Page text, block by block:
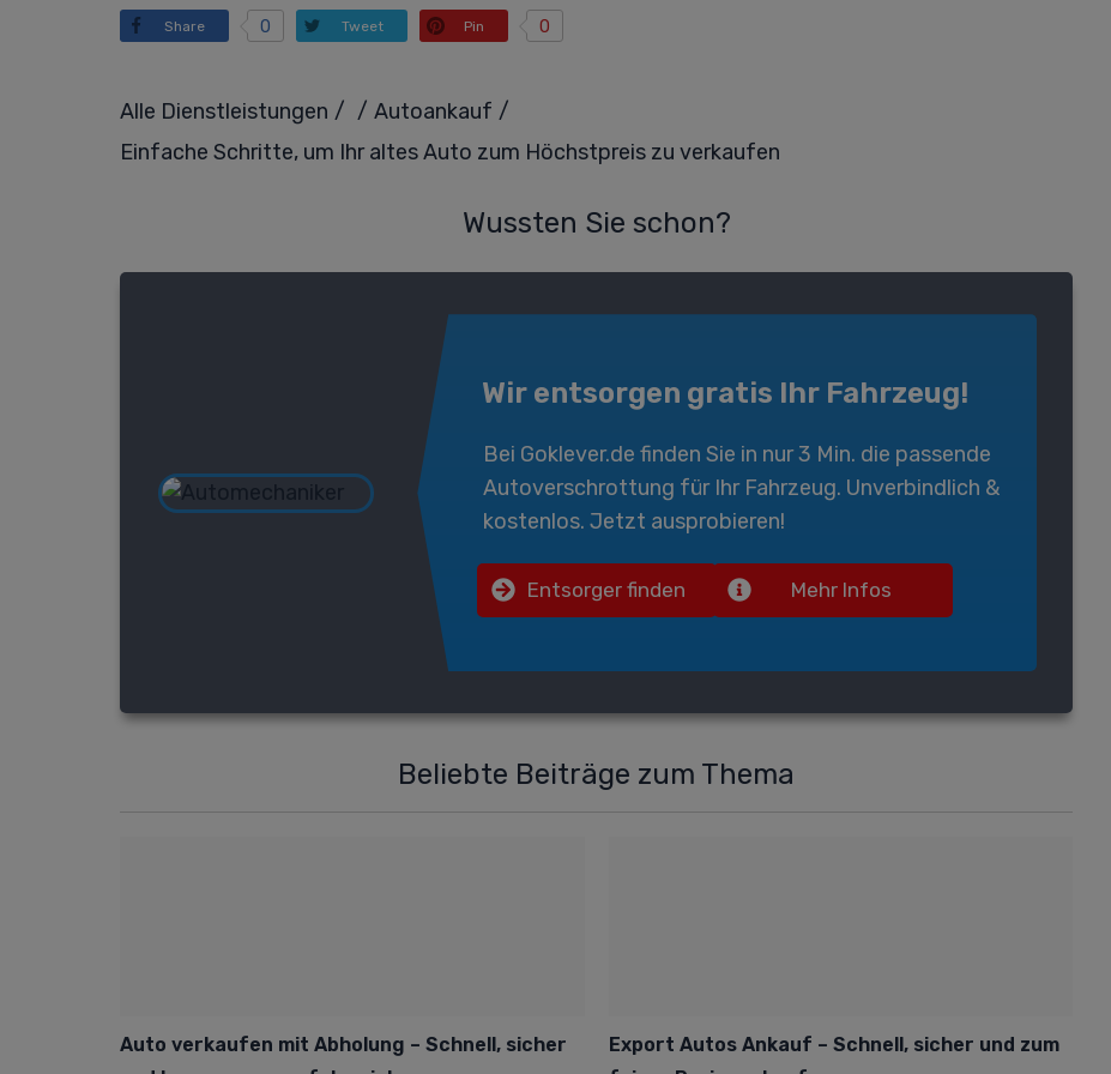
Share 0 Tweet Pin 0
Alle Dienstleistungen / / Autoankauf /
Einfache Schritte, um Ihr altes Auto zum Höchstpreis zu verkaufen
Wussten Sie schon?
Wir entsorgen gratis Ihr Fahrzeug!
Bei Goklever.de finden Sie in nur 3 Min. die passende
Autoverschrottung für Ihr Fahrzeug. Unverbindlich &
kostenlos. Jetzt ausprobieren!
Entsorger finden Mehr Infos
Beliebte Beiträge zum Thema
Auto verkaufen mit Abholung – Schnell, sicher
Export Autos Ankauf – Schnell, sicher und zum